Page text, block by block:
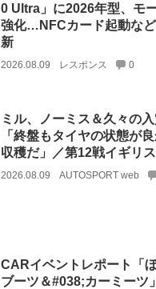
0 Ultra」に2026年型、モ
強化…NFCカード起動など
新
2026.08.09 レスポンス 0
ミル、ノーミス＆久々の
「終盤もタイヤの状態が
収穫だ」／第12戦イギリ
2026.08.09 AUTOSPORT web
CARイベントレポート「
ブーツ＆#038;カーミーツ